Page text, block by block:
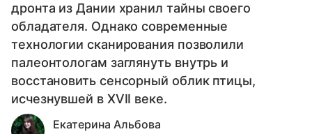
дронта из Дании хранил тайны своего
обладателя. Однако современные
технологии сканирования позволили
палеонтологам заглянуть внутрь и
восстановить сенсорный облик птицы,
исчезнувшей в XVII веке.
Екатерина Альбова